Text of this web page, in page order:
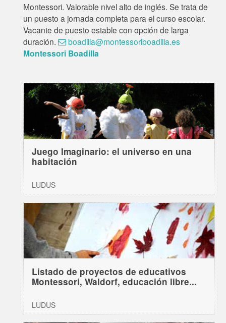
Montessori. Valorable nivel alto de inglés. Se trata de
un puesto a jornada completa para el curso escolar.
Vacante de puesto estable con opción de larga
duración.
boadilla@montessoriboadilla.es
Montessori Boadilla
Juego Imaginario: el universo en una
habitación
LUDUS
Listado de proyectos de educativos
Montessori, Waldorf, educación libre...
LUDUS